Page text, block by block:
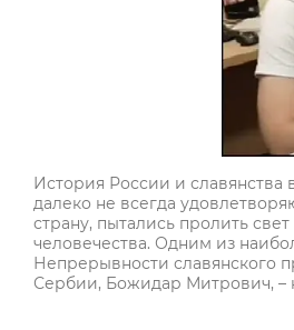
История России и славянства
далеко не всегда
страну, пытались пролить
человечества. Одним из
Непрерывности славянского
Сербии, Божидар Митрович, –